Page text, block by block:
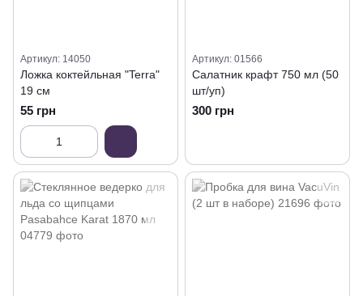
Артикул: 14050
Ложка коктейльная "Terra"
19 см
55 грн
Артикул: 01566
Салатник крафт 750 мл (50
шт/уп)
300 грн